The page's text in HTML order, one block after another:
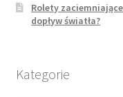
Rolety
dopływ światła?
Kategorie